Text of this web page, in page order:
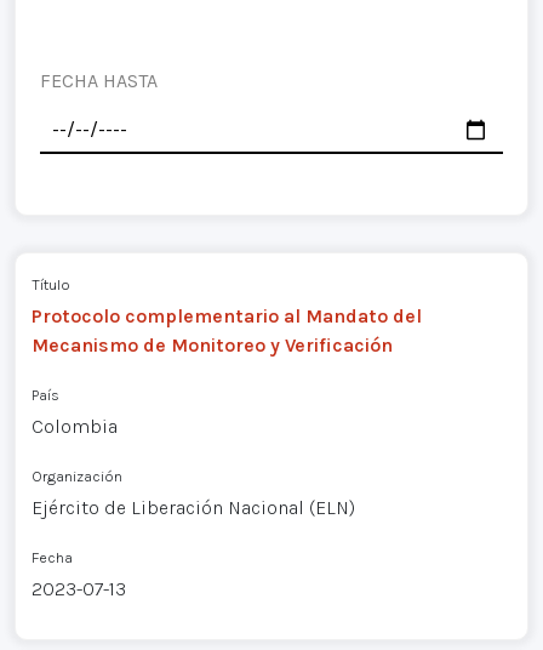
FECHA HASTA
Título
Protocolo complementario al Mandato del
Mecanismo de Monitoreo y Verificación
País
Colombia
Organización
Ejército de Liberación Nacional (ELN)
Fecha
2023-07-13